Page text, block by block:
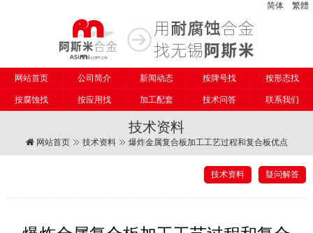
简体 繁體
网站首页 公司简介 新闻动态 按牌号找 按形态找
按腐蚀找 按应用找 加工配套 技术问答 联系我们
技术资料
网站首页 技术资料 爆炸金属复合板加工工艺过程和复合板优点
技术资料 疑问解答